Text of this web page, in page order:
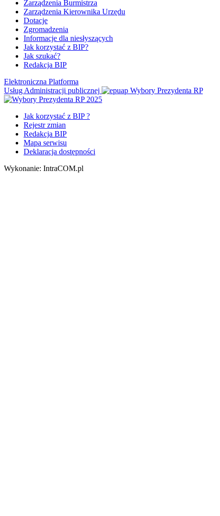
Zarządzenia Burmistrza
Zarządzenia Kierownika Urzędu
Dotacje
Zgromadzenia
Informacje dla niesłyszących
Jak korzystać z BIP?
Jak szukać?
Redakcja BIP
Elektroniczna Platforma
Usług Administracji publicznej
Wybory Prezydenta RP
Jak korzystać z BIP ?
Rejestr zmian
Redakcja BIP
Mapa serwisu
Deklaracja dostępności
Wykonanie: IntraCOM.pl